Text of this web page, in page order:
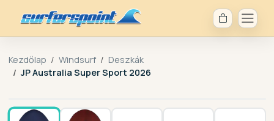
Kezdőlap Windsurf
Deszkák
JP Australia Super Sport 2026